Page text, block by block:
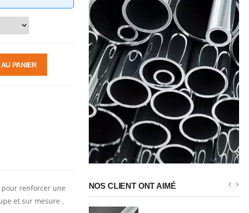
NOS CLIENT ONT AIMÉ
PANIER
pour renforcer une
et sur mesure .